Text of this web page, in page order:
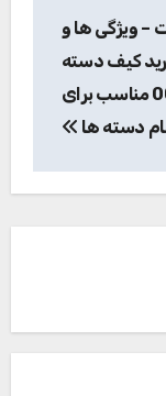
ویژگی ها و
کیف دسته
بازی 001 مناسب برای
دسته ها